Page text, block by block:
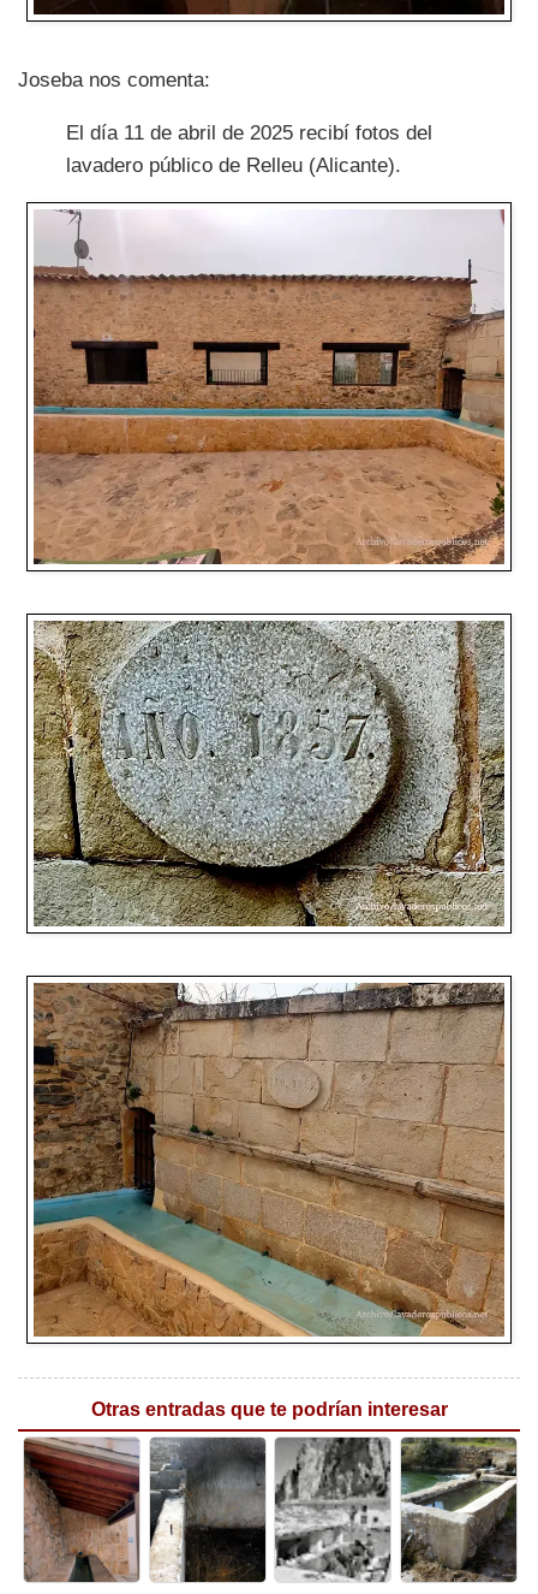
Joseba nos comenta:
El día 11 de abril de 2025 recibí fotos del
lavadero público de Relleu (Alicante).
Otras entradas que te podrían interesar